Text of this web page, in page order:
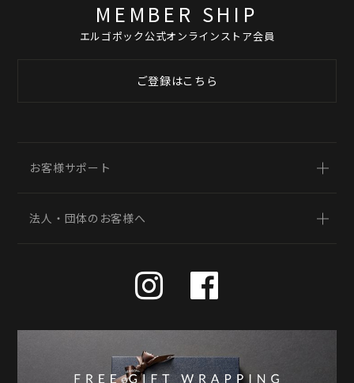
MEMBER SHIP
エルゴポック公式オンラインストア会員
ご登録はこちら
お客様サポート
法人・団体のお客様へ